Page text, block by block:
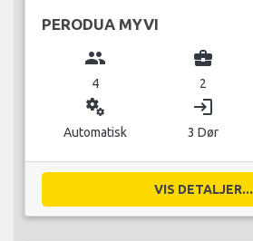
PERODUA MYVI
group
4
business_center
2
miscellaneous_services
Automatisk
login
3 Dør
VIS DETALJER...